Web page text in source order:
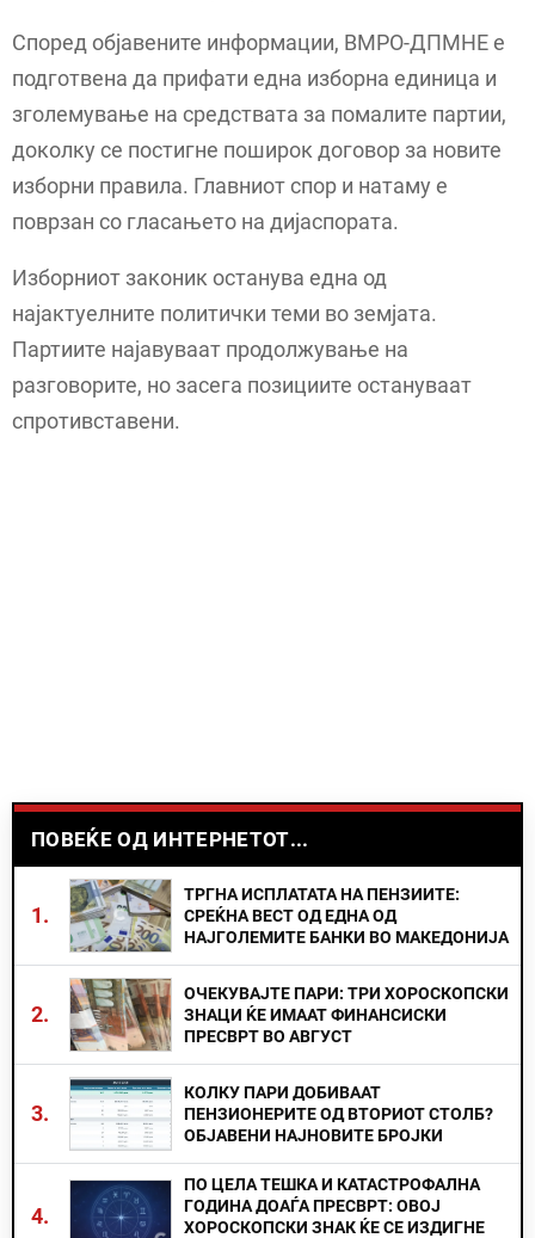
Според објавените информации, ВМРО-ДПМНЕ е
подготвена да прифати една изборна единица и
зголемување на средствата за помалите партии,
доколку се постигне поширок договор за новите
изборни правила. Главниот спор и натаму е
поврзан со гласањето на дијаспората.
Изборниот законик останува една од
најактуелните политички теми во земјата.
Партиите најавуваат продолжување на
разговорите, но засега позициите остануваат
спротивставени.
ПОВЕЌЕ ОД ИНТЕРНЕТОТ...
1.
ТРГНА ИСПЛАТАТА НА ПЕНЗИИТЕ:
СРЕЌНА ВЕСТ ОД ЕДНА ОД
НАЈГОЛЕМИТЕ БАНКИ ВО МАКЕДОНИЈА
2.
ОЧЕКУВАЈТЕ ПАРИ: ТРИ ХОРОСКОПСКИ
ЗНАЦИ ЌЕ ИМААТ ФИНАНСИСКИ
ПРЕСВРТ ВО АВГУСТ
3.
КОЛКУ ПАРИ ДОБИВААТ
ПЕНЗИОНЕРИТЕ ОД ВТОРИОТ СТОЛБ?
ОБЈАВЕНИ НАЈНОВИТЕ БРОЈКИ
4.
ПО ЦЕЛА ТЕШКА И КАТАСТРОФАЛНА
ГОДИНА ДОАЃА ПРЕСВРТ: ОВОЈ
ХОРОСКОПСКИ ЗНАК ЌЕ СЕ ИЗДИГНЕ